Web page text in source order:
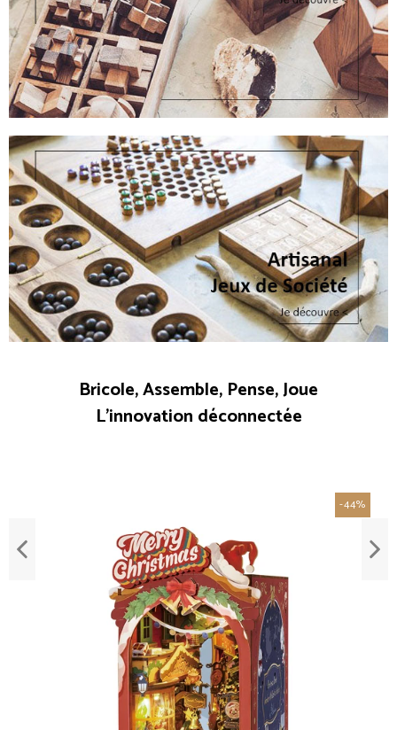
Bricole, Assemble, Pense, Joue
L'innovation déconnectée
-44%